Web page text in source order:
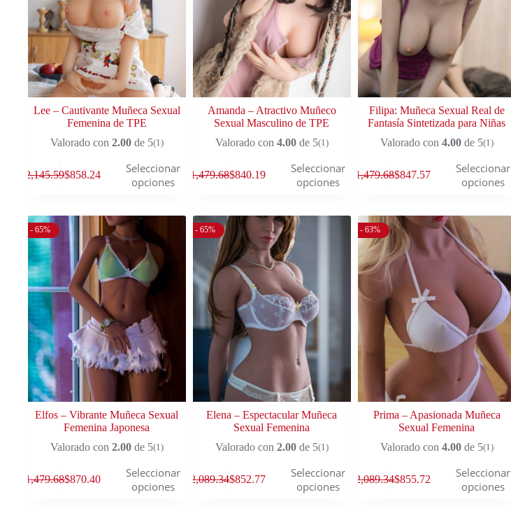
Lee – Cautivante Muñeca Sexual
Femenina de TPE
Valorado con 2.00de 5(1)
2,145.59$858.24
Seleccionar
opciones
Amanda – Atractivo Muñeco
Sexual Masculino de TPE
Valorado con 4.00de 5(1)
1,479.68$840.19
Seleccionar
opciones
Filipa: Muñeca Sexual Real de
Fantasía Sintetizada para Niñas
Valorado con 4.00de 5(1)
1,479.68$847.57
Seleccionar
opciones
- 65%
Elfos – Vibrante Muñeca Sexual
Femenina Japonesa
Valorado con 2.00de 5(1)
1,479.68$870.40
Seleccionar
opciones
- 65%
Elena – Espectacular Muñeca
Sexual Femenina
Valorado con 2.00de 5(1)
2,089.34$852.77
Seleccionar
opciones
- 63%
Prima – Apasionada Muñeca
Sexual Femenina
Valorado con 4.00de 5(1)
2,089.34$855.72
Seleccionar
opciones